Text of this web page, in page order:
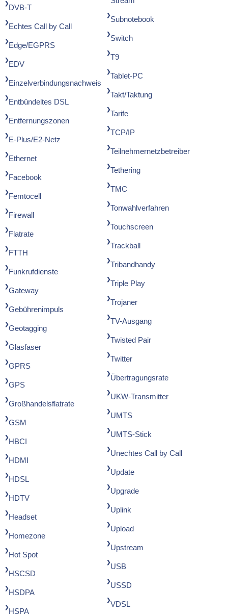
DVB-T
Echtes Call by Call
Edge/EGPRS
EDV
Einzelverbindungsnachweis
Entbündeltes DSL
Entfernungszonen
E-Plus/E2-Netz
Ethernet
Facebook
Femtocell
Firewall
Flatrate
FTTH
Funkrufdienste
Gateway
Gebührenimpuls
Geotagging
Glasfaser
GPRS
GPS
Großhandelsflatrate
GSM
HBCI
HDMI
HDSL
HDTV
Headset
Homezone
Hot Spot
HSCSD
HSDPA
HSPA
Subnotebook
Switch
T9
Tablet-PC
Takt/Taktung
Tarife
TCP/IP
Teilnehmernetzbetreiber
Tethering
TMC
Tonwahlverfahren
Touchscreen
Trackball
Tribandhandy
Triple Play
Trojaner
TV-Ausgang
Twisted Pair
Twitter
Übertragungsrate
UKW-Transmitter
UMTS
UMTS-Stick
Unechtes Call by Call
Update
Upgrade
Uplink
Upload
Upstream
USB
USSD
VDSL